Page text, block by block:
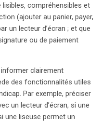
compréhensibles et
(ajouter au panier, payer,
un lecteur d’écran ; et que
ou de paiement
clairement
des fonctionnalités utiles
Par exemple, préciser
un lecteur d’écran, si une
une liseuse permet un